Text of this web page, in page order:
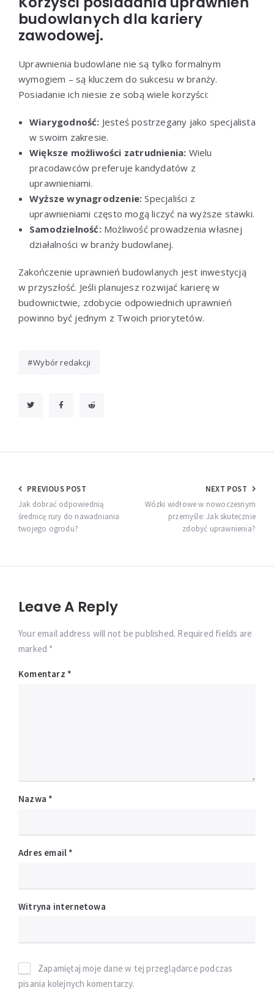
budowlanych dla kariery
zawodowej.
Uprawnienia budowlane nie są tylko formalnym
wymogiem – są kluczem do sukcesu w branży.
Posiadanie ich niesie ze sobą wiele korzyści:
Wiarygodność: Jesteś postrzegany jako specjalista
w swoim zakresie.
Większe możliwości zatrudnienia: Wielu
pracodawców preferuje kandydatów z
uprawnieniami.
Wyższe wynagrodzenie: Specjaliści z
uprawnieniami często mogą liczyć na wyższe stawki.
Samodzielność:Możliwość prowadzenia własnej
działalności w branży budowlanej.
Zakończenie uprawnień budowlanych jest inwestycją
w przyszłość. Jeśli planujesz rozwijać karierę w
budownictwie, zdobycie odpowiednich uprawnień
powinno być jednym z Twoich priorytetów.
Wybór redakcji
Nawigacja
wpisu
PREVIOUS POST
Jak dobrać odpowiednią
średnicę rury do nawadniania
twojego ogrodu?
NEXT POST
Wózki widłowe w nowoczesnym
przemyśle: Jak skutecznie
zdobyć uprawnienia?
Leave A Reply
Your email address will not be published. Required fields are
marked *
Komentarz *
Nazwa *
Adres email *
Witryna internetowa
Zapamiętaj moje dane w tej przeglądarce podczas
pisania kolejnych komentarzy.